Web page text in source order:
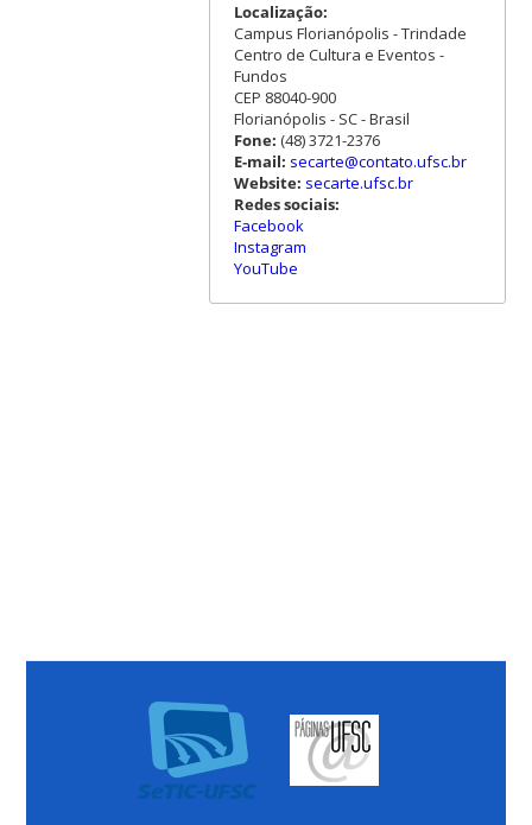
Localização:
Campus Florianópolis - Trindade
Centro de Cultura e Eventos -
Fundos
CEP 88040-900
Florianópolis - SC - Brasil
Fone: (48) 3721-2376
E-mail: secarte@contato.ufsc.br
Website: secarte.ufsc.br
Redes sociais:
Facebook
Instagram
YouTube